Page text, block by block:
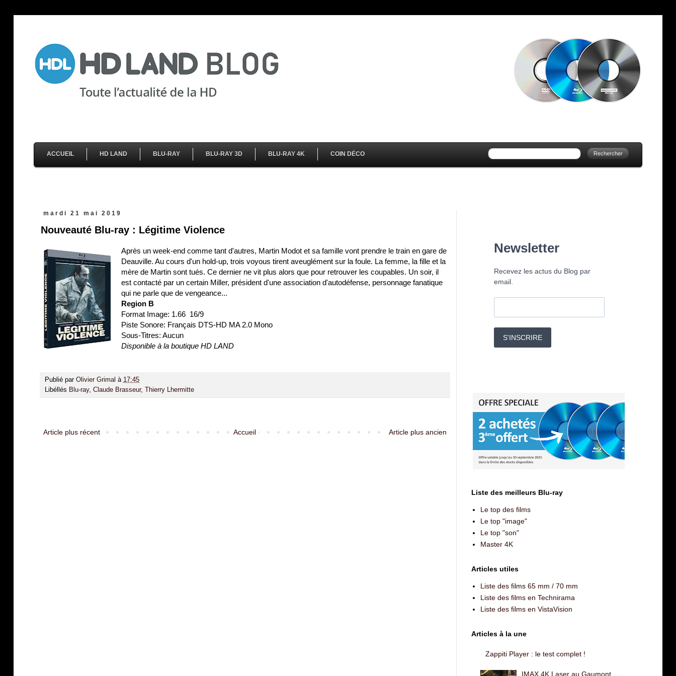
ACCUEIL HD LAND BLU-RAY BLU-RAY 3D BLU-RAY 4K COIN DÉCO
mardi 21 mai 2019
Nouveauté Blu-ray : Légitime Violence
Après un week-end comme tant d'autres, Martin Modot et sa famille vont prendre le train en gare de
Deauville. Au cours d'un hold-up, trois voyous tirent aveuglément sur la foule. La femme, la fille et la
mère de Martin sont tués. Ce dernier ne vit plus alors que pour retrouver les coupables. Un soir, il
est contacté par un certain Miller, président d'une association d'autodéfense, personnage fanatique
qui ne parle que de vengeance...
Region B
Format Image: 1.66 16/9
Piste Sonore: Français DTS-HD MA 2.0 Mono
Sous-Titres: Aucun
Disponible à la boutique HD LAND
Publié par Olivier Grimal à 17:45
Libéllés Blu-ray, Claude Brasseur, Thierry Lhermitte
Article plus récent Article plus ancien
Accueil
Newsletter
Recevez les actus du Blog par
email.
S'INSCRIRE
Liste des meilleurs Blu-ray
Le top des films
Le top "image"
Le top "son"
Master 4K
Articles utiles
Liste des films 65 mm / 70 mm
Liste des films en Technirama
Liste des films en VistaVision
Articles à la une
Zappiti Player : le test complet !
IMAX 4K Laser au Gaumont